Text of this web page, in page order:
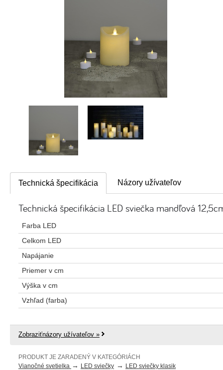
Technická špecifikácia Názory užívateľov
Technická špecifikácia LED sviečka mandľová
Farba LED
Celkom LED
Napájanie
Priemer v cm
Výška v cm
Vzhľad (farba)
Zobraziťnázory užívateľov »
PRODUKT JE ZARADENÝ V KATEGÓRIÁCH
Vianočné svetielka → LED sviečky → LED sviečky klasik